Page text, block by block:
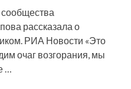
сообщества
рассказала о
РИА Новости «Это
очаг возгорания, мы